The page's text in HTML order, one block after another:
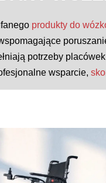
produkty do
potrzeby
wsparcie,